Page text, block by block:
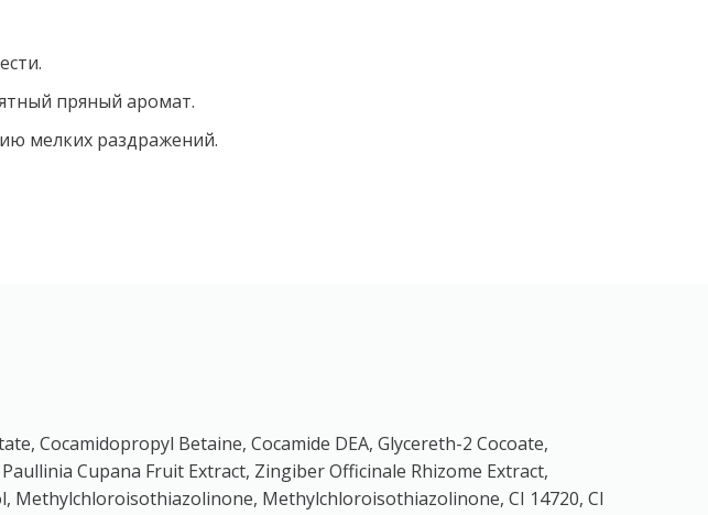
пряный аромат.
мелких раздражений.
Cocamidopropyl Betaine, Cocamide DEA, Glycereth-2 Cocoate,
Cupana Fruit Extract, Zingiber Officinale Rhizome Extract,
Methylchloroisothiazolinone, Methylchloroisothiazolinone, CI 14720, CI